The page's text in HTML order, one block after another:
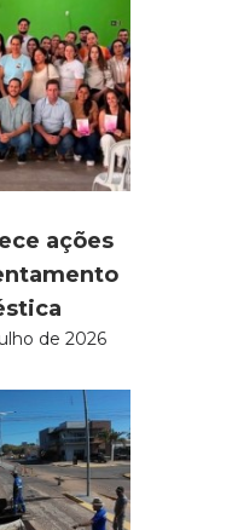
ações
de 2026